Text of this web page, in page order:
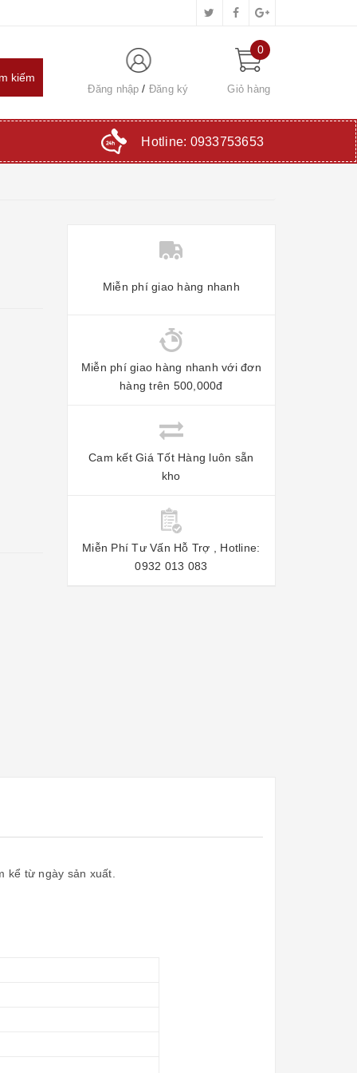
Đăng nhập Đăng ký
0
Giỏ hàng
Hotline: 0933753653
Miễn phí giao hàng nhanh
Miễn phí giao hàng nhanh với đơn
hàng trên 500,000đ
Cam kết Giá Tốt Hàng luôn sẵn
kho
Miễn Phí Tư Vấn Hỗ Trợ , Hotline:
0932 013 083
kể từ ngày sản xuất.